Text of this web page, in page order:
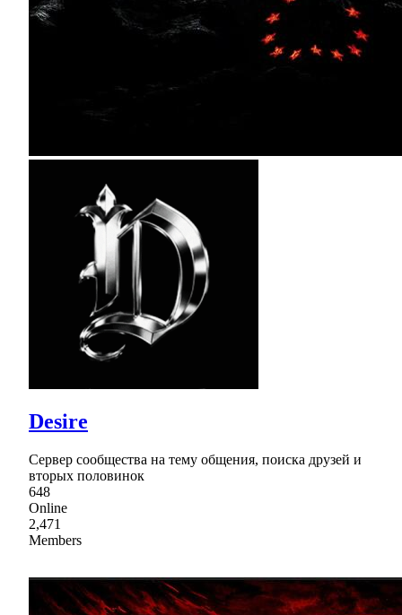
Desire
Сервер сообщества на тему общения, поиска друзей и
вторых половинок
648
Online
2,471
Members